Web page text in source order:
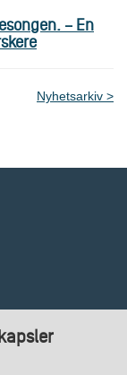
– En
Nyhetsarkiv